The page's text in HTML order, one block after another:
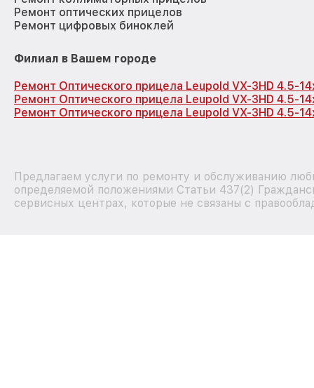
Ремонт оптических прицелов
Ремонт цифровых биноклей
Филиал в Вашем городе
Ремонт Оптического прицела Leupold VX-3HD 4.5-
Ремонт Оптического прицела Leupold VX-3HD 4.5-
Ремонт Оптического прицела Leupold VX-3HD 4.5-
Предлагаем услуги по ремонту и обслуживанию
определяемой положениями Статьи 437(2)
сервисных центрах, которые не связаны с